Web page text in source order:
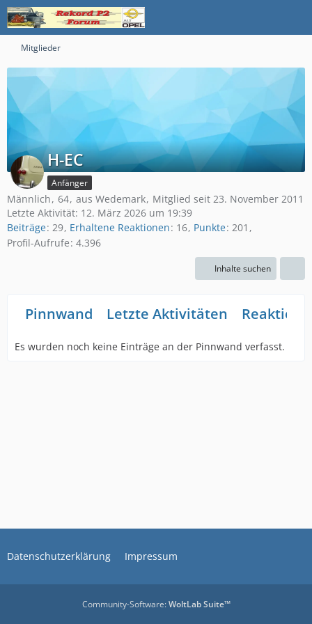
Mitglieder
H-EC
Anfänger
Männlich 64 aus Wedemark Mitglied seit 23. November 2011
Letzte Aktivität: 12. März 2026 um 19:39
Beiträge 29 Erhaltene Reaktionen 16 Punkte 201
Profil-Aufrufe 4.396
Inhalte suchen
Pinnwand Letzte Aktivitäten
Es wurden noch keine Einträge an der Pinnwand verfasst.
Datenschutzerklärung Impressum
Community-Software:WoltLab Suite™